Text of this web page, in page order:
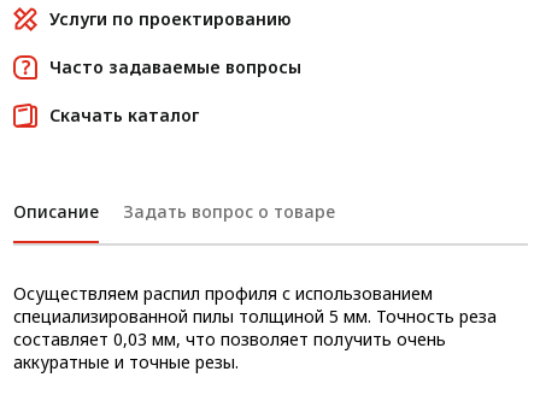
Услуги по проектированию
Часто задаваемые вопросы
Скачать каталог
Описание Задать вопрос о товаре
Осуществляем распил профиля с использованием
специализированной пилы толщиной 5 мм. Точность реза
составляет 0,03 мм, что позволяет получить очень
аккуратные и точные резы.